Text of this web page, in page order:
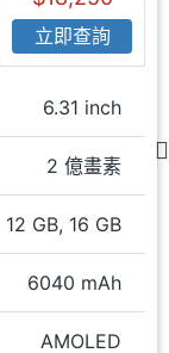
立即查詢
6.31 inch
2 億畫素
12 GB, 16 GB
6040 mAh
AMOLED